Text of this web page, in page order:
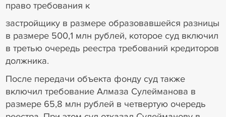
право требования к
застройщику в размере образовавшейся разницы
в размере 500,1 млн рублей, которое суд включил
в третью очередь реестра требований кредиторов
должника.
После передачи объекта фонду суд также
включил требование Алмаза Сулейманова в
размере 65,8 млн рублей в четвертую очередь